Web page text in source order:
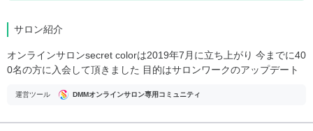
サロン紹介
オンラインサロンsecret colorは2019年7月に立ち上がり 今までに40
0名の方に入会して頂きました 目的はサロンワークのアップデート
運営ツール DMMオンラインサロン専用コミュニティ